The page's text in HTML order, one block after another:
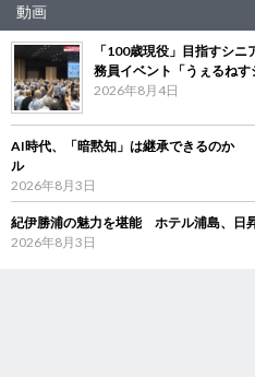
動画
「100歳現役」目指すシ
務員イベント「うぇるねす
2026年8月4日
AI時代、「暗黙知」は継承できるのか
ル
2026年8月3日
紀伊勝浦の魅力を堪能 ホテル浦島、日
2026年8月3日